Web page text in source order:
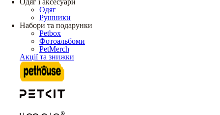
Одяг і аксесуари
Одяг
Рушники
Набори та подарунки
Petbox
Фотоальбоми
PetMerch
Акції та знижки